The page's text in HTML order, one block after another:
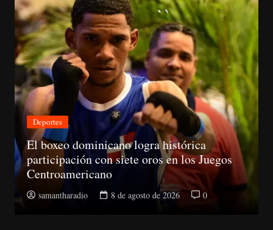
logra histórica
con siete oros en los Juegos
8 de agosto de 2026 0
Nacionales
CNM
la Suprema